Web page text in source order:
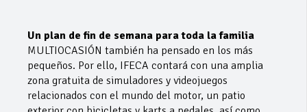
Un plan de fin de semana para toda la familia
MULTIOCASIÓN también ha pensado en los más
pequeños. Por ello, IFECA contará con una amplia
zona gratuita de simuladores y videojuegos
relacionados con el mundo del motor, un patio